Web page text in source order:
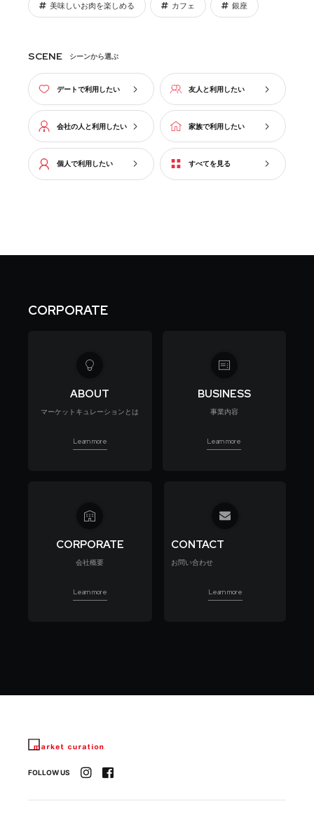
美味しいお肉を楽しめる カフェ 銀座
SCENE シーンから選ぶ
デートで利用したい 友人と利用したい
会社の人と利用したい 家族で利用したい
個人で利用したい すべてを見る
CORPORATE
ABOUT
マーケットキュレーションとは
Learn more
BUSINESS
事業内容
Learn more
CORPORATE
会社概要
Learn more
CONTACT
お問い合わせ
Learn more
FOLLOW US